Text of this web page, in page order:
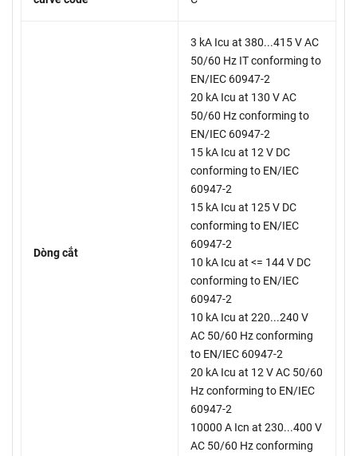
Dòng cắt
3 kA Icu at 380...415 V AC
50/60 Hz IT conforming to
EN/IEC 60947-2
20 kA Icu at 130 V AC
50/60 Hz conforming to
EN/IEC 60947-2
15 kA Icu at 12 V DC
conforming to EN/IEC
60947-2
15 kA Icu at 125 V DC
conforming to EN/IEC
60947-2
10 kA Icu at <= 144 V DC
conforming to EN/IEC
60947-2
10 kA Icu at 220...240 V
AC 50/60 Hz conforming
to EN/IEC 60947-2
20 kA Icu at 12 V AC 50/60
Hz conforming to EN/IEC
60947-2
10000 A Icn at 230...400 V
AC 50/60 Hz conforming